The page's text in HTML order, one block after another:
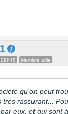
Membre utile
qu'on peut
très rassurant...
eux, et qui sont